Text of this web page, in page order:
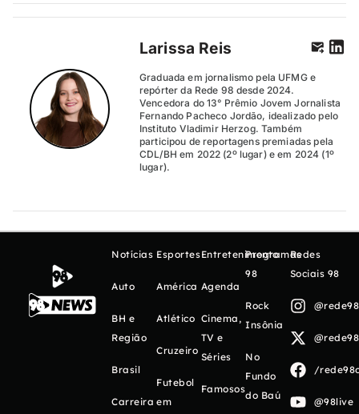
Larissa Reis
Graduada em jornalismo pela UFMG e
repórter da Rede 98 desde 2024.
Vencedora do 13° Prêmio Jovem Jornalista
Fernando Pacheco Jordão, idealizado pelo
Instituto Vladimir Herzog. Também
participou de reportagens premiadas pela
CDL/BH em 2022 (2º lugar) e em 2024 (1º
lugar).
Notícias
Auto
BH e
Região
Brasil
Carreira
Esportes
América
Atlético
Cruzeiro
Futebol
em
Entretenimento
Agenda
Cinema,
TV e
Séries
Famosos
Programas
98
Rock
Insônia
No
Fundo
do Baú
Redes
Sociais 98
/
@98live